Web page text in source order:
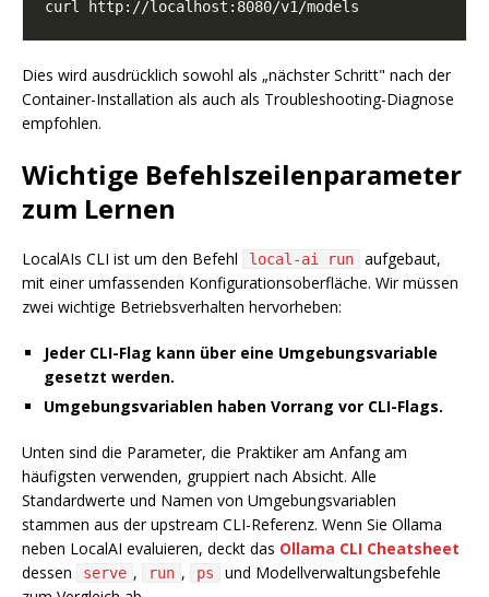
Dies wird ausdrücklich sowohl als „nächster Schritt" nach der
Container-Installation als auch als Troubleshooting-Diagnose
empfohlen.
Wichtige Befehlszeilenparameter
zum Lernen
LocalAIs CLI ist um den Befehl local-ai run
aufgebaut,
mit einer umfassenden Konfigurationsoberfläche. Wir müssen
zwei wichtige Betriebsverhalten hervorheben:
Jeder CLI-Flag kann über eine Umgebungsvariable
gesetzt werden.
Umgebungsvariablen haben Vorrang vor CLI-Flags.
Unten sind die Parameter, die Praktiker am Anfang am
häufigsten verwenden, gruppiert nach Absicht. Alle
Standardwerte und Namen von Umgebungsvariablen
stammen aus der upstream CLI-Referenz. Wenn Sie Ollama
neben LocalAI evaluieren, deckt das Ollama CLI Cheatsheet
dessen
serve , run , ps
und Modellverwaltungsbefehle